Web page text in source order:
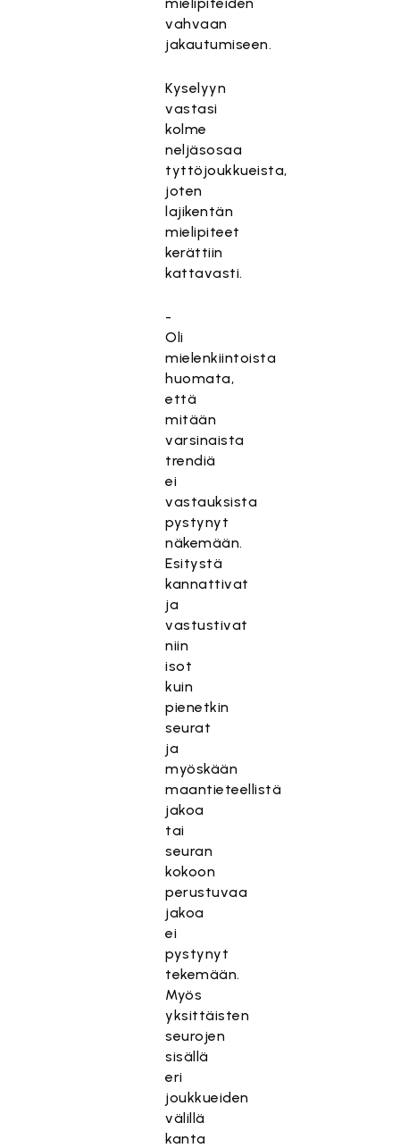
vahvaan
jakautumiseen.
Kyselyyn
vastasi
kolme
neljäsosaa
tyttöjoukkueista,
joten
lajikentän
mielipiteet
kerättiin
kattavasti.
-
Oli
mielenkiintoista
huomata,
että
mitään
varsinaista
trendiä
ei
vastauksista
pystynyt
näkemään.
Esitystä
kannattivat
ja
vastustivat
niin
isot
kuin
pienetkin
seurat
ja
myöskään
maantieteellistä
jakoa
tai
seuran
kokoon
perustuvaa
jakoa
ei
pystynyt
tekemään.
Myös
yksittäisten
seurojen
sisällä
eri
joukkueiden
välillä
kanta